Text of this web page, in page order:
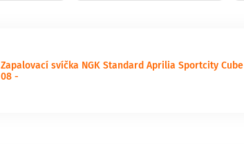
Zapalovací svíčka NGK Standard Aprilia Sportcity Cube
08 -